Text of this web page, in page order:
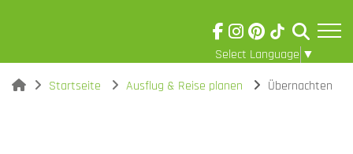
Skip to main content
Visuelle
Select Language ▼
You are here:
Startseite Ausflug & Reise planen Übernachten